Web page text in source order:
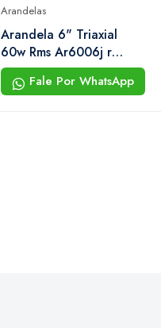
Arandelas
Arandela 6" Triaxial
60w Rms Ar6006j r
Branca Hayonik
Fale Por WhatsApp